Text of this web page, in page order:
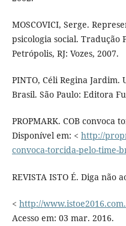
MOSCOVICI, Serge.
psicologia social. Tradução
Petrópolis, RJ: Vozes, 2007.
PINTO, Céli Regina
Brasil. São Paulo: Editora
PROPMARK. COB convoca
Disponível em: < http://
convoca-torcida-pelo-time-
REVISTA ISTO É. Diga não
< http://
Acesso em: 03 mar. 2016.